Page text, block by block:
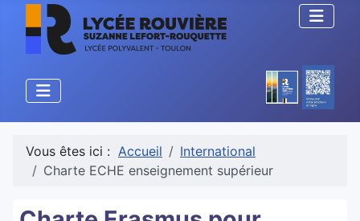
Vous êtes ici : Accueil
International
Charte ECHE enseignement supérieur